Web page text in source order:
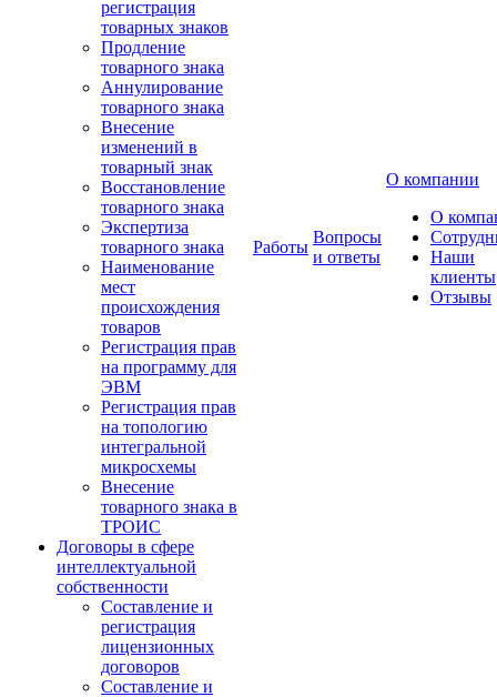
регистрация
товарных знаков
Продление
товарного знака
Аннулирование
товарного знака
Внесение
изменений в
товарный знак
Восстановление
товарного знака
Экспертиза
товарного знака
Наименование
мест
происхождения
товаров
Регистрация прав
на программу для
ЭВМ
Регистрация прав
на топологию
интегральной
микросхемы
Внесение
товарного знака в
ТРОИС
Договоры в сфере
интеллектуальной
собственности
Составление и
регистрация
лицензионных
договоров
Составление и
Работы
Вопросы
и ответы
О компании
О
Наши
клиенты
Отзывы